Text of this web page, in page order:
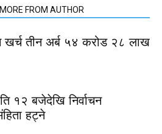
MORE FROM AUTHOR
खर्च तीन अर्ब ५४ करोड २८ लाख
१२ बजेदेखि निर्वाचन
हट्ने